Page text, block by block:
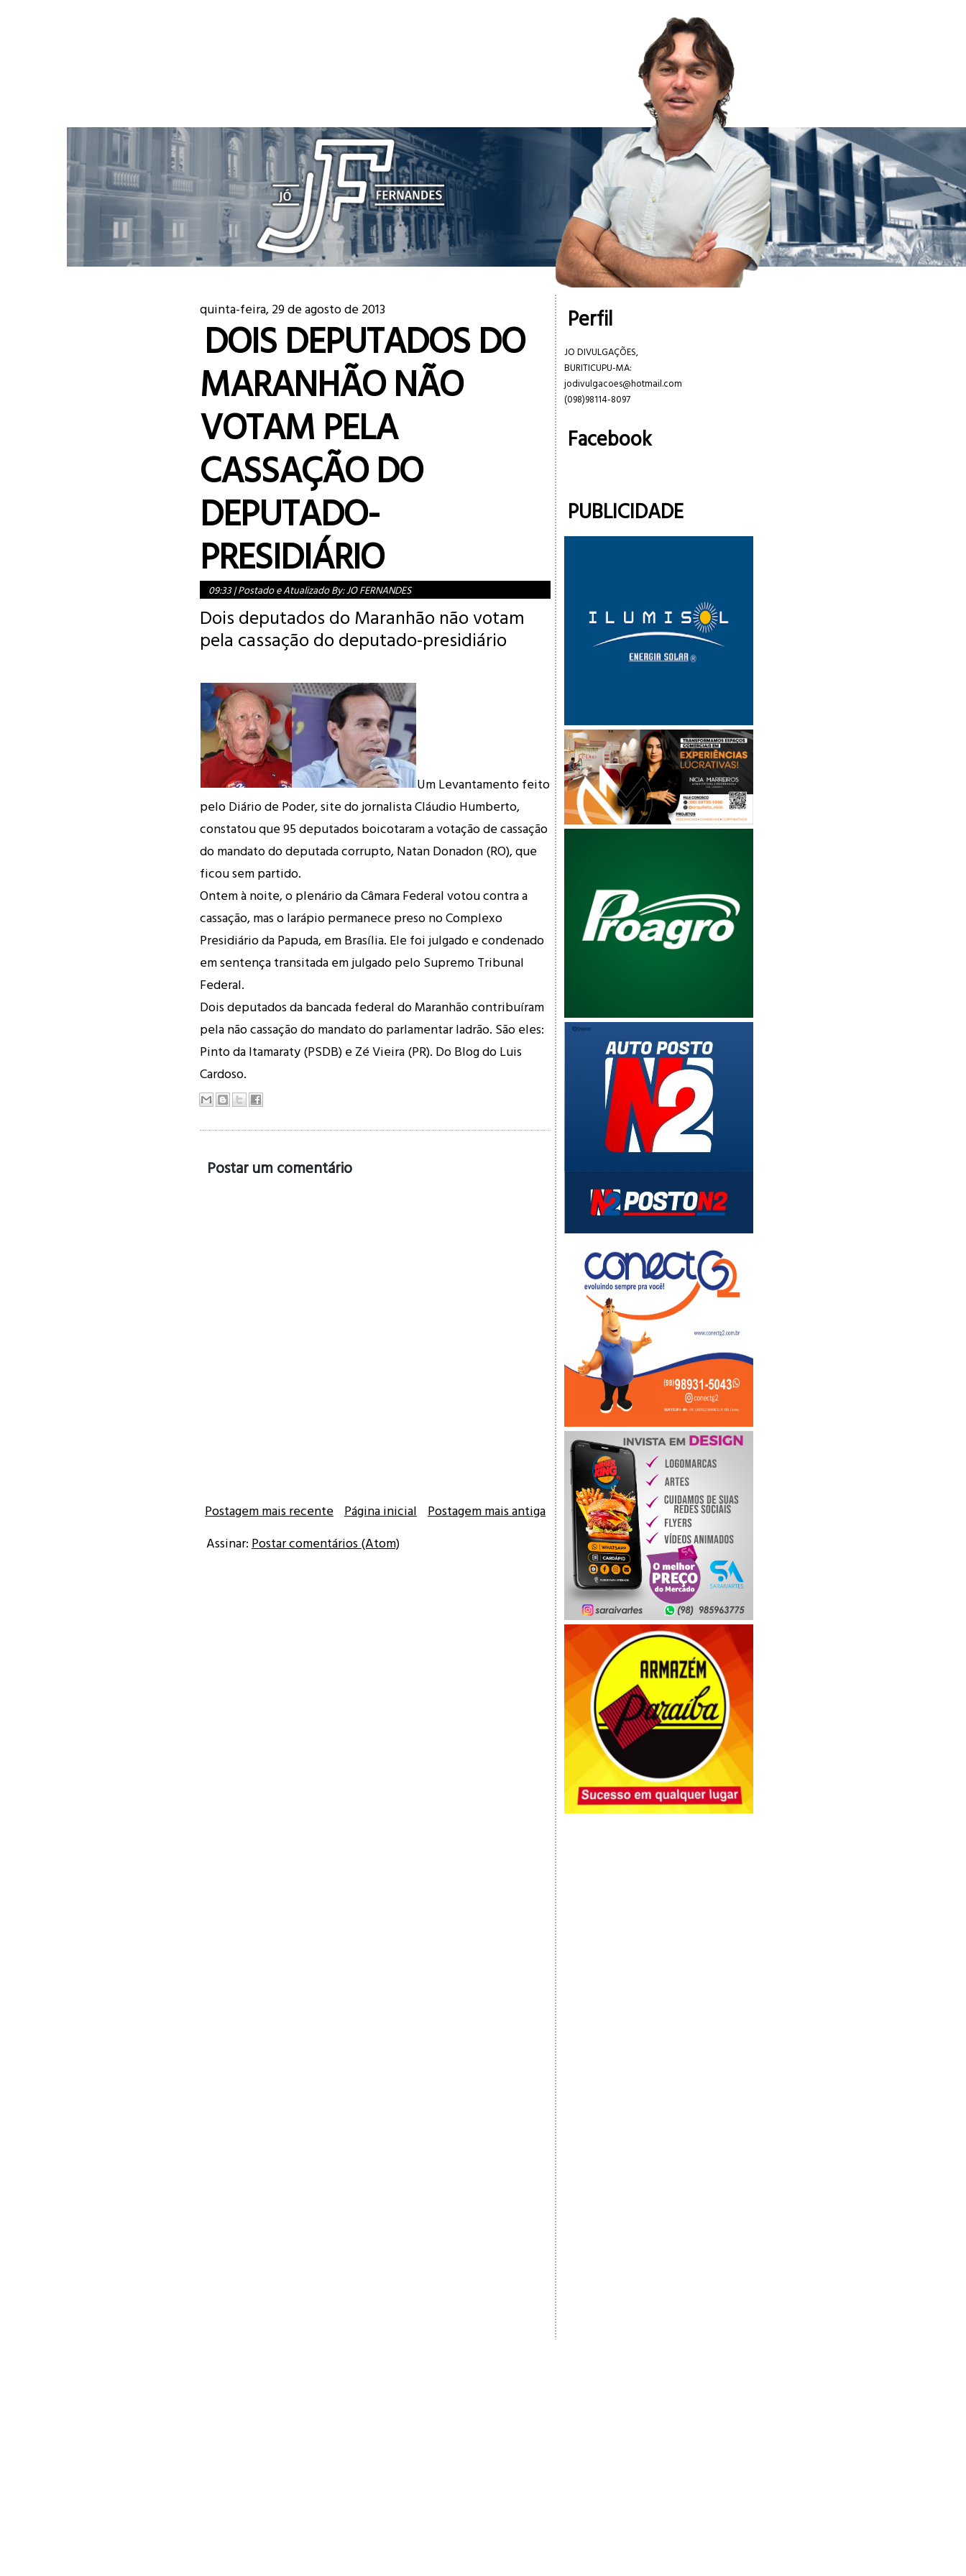
quinta-feira, 29 de agosto de 2013
DOIS DEPUTADOS DO
MARANHÃO NÃO
VOTAM PELA
CASSAÇÃO DO
DEPUTADO-
PRESIDIÁRIO
09:33|Postado e Atualizado By:JO FERNANDES
Dois deputados do Maranhão não votam
pela cassação do deputado-presidiário
Um Levantamento feito
pelo Diário de Poder, site do jornalista Cláudio Humberto,
constatou que 95 deputados boicotaram a votação de cassação
do mandato do deputada corrupto, Natan Donadon (RO), que
ficou sem partido.
Ontem à noite, o plenário da Câmara Federal votou contra a
cassação, mas o larápio permanece preso no Complexo
Presidiário da Papuda, em Brasília. Ele foi julgado e condenado
em sentença transitada em julgado pelo Supremo Tribunal
Federal.
Dois deputados da bancada federal do Maranhão contribuíram
pela não cassação do mandato do parlamentar ladrão. São eles:
Pinto da Itamaraty (PSDB) e Zé Vieira (PR). Do Blog do Luis
Cardoso.
Postar um comentário
Postagem mais recente Postagem mais antiga
Página inicial
Assinar: Postar comentários (Atom)
Perfil
JO DIVULGAÇÕES,
BURITICUPU-MA:
jodivulgacoes@hotmail.com
(098)98114-8097
Facebook
PUBLICIDADE